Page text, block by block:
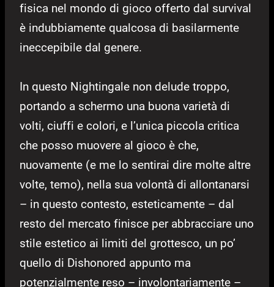
fisica nel mondo di gioco offerto dal survival
è indubbiamente qualcosa di basilarmente
ineccepibile dal genere.
In questo Nightingale non delude troppo,
portando a schermo una buona varietà di
volti, ciuffi e colori, e l’unica piccola critica
che posso muovere al gioco è che,
nuovamente (e me lo sentirai dire molte altre
volte, temo), nella sua volontà di allontanarsi
– in questo contesto, esteticamente – dal
resto del mercato finisce per abbracciare uno
stile estetico ai limiti del grottesco, un po’
quello di Dishonored appunto ma
potenzialmente reso – involontariamente –